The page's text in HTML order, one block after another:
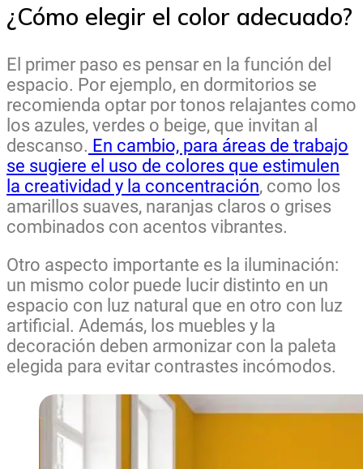
¿Cómo elegir el color adecuado?
El primer paso es pensar en la función del
espacio. Por ejemplo, en dormitorios se
recomienda optar por tonos relajantes como
los azules, verdes o beige, que invitan al
descanso. En cambio, para áreas de trabajo
se sugiere el uso de colores que estimulen
la creatividad y la concentración, como los
amarillos suaves, naranjas claros o grises
combinados con acentos vibrantes.
Otro aspecto importante es la iluminación:
un mismo color puede lucir distinto en un
espacio con luz natural que en otro con luz
artificial. Además, los muebles y la
decoración deben armonizar con la paleta
elegida para evitar contrastes incómodos.